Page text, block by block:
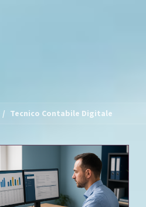
Tecnico Contabile Digitale